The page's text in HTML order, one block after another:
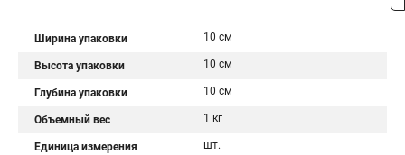
Ширина упаковки 10 см
Высота упаковки 10 см
Глубина упаковки 10 см
Объемный вес 1 кг
Единица измерения шт.